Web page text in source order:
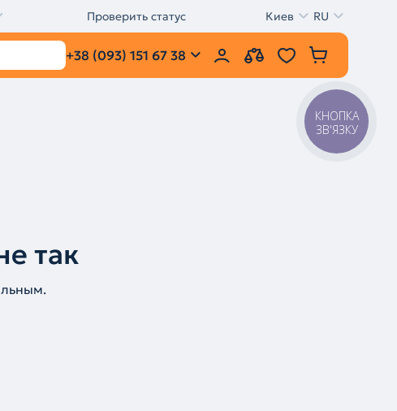
Проверить статус Киев RU
+38 (093) 151 67 38
так
КНОПКА
ЗВ'ЯЗКУ